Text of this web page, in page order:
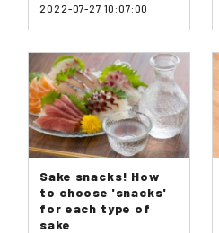
2022-07-27 10:07:00
Sake snacks! How
to choose 'snacks'
for each type of
sake